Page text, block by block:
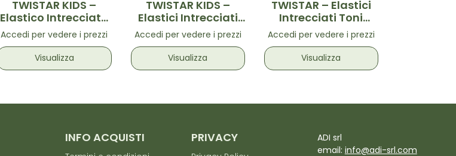
TWISTAR KIDS –
Elastico Intrecciato
Pom Pom Colorati
Accedi per vedere i prezzi
Visualizza
TWISTAR KIDS –
Elastici Intrecciati
Multicolor 3 pz
Accedi per vedere i prezzi
Visualizza
TWISTAR – Elastici
Intrecciati Toni
Lavanda 3 pz
Accedi per vedere i prezzi
Visualizza
INFO ACQUISTI PRIVACY
ADI srl
email: info@adi-srl.com